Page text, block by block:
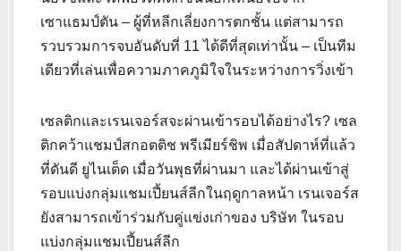
เซาแธมป์ตัน – ผู้ที่หลีกเลี่ยงการตกชั้น แต่สามารถ
รวบรวมการจบอันดับที่ 11 ได้ดีที่สุดเท่านั้น – เป็นทีม
เดียวที่เล่นเพื่อความภาคภูมิใจในระหว่างการวิ่งเข้า
เซลติกและเรนเจอร์สจะผ่านเข้ารอบได้อย่างไร? เซล
ติกคว้าแชมป์สกอตติช พรีเมียร์ชิพ เมื่อสัปดาห์ที่แล้ว
ที่ดันดี ยูไนเต็ด เมื่อวันพุธที่ผ่านมา และได้ผ่านเข้าสู่
รอบแบ่งกลุ่มแชมเปี้ยนส์ลีกในฤดูกาลหน้า เรนเจอร์ส
ยังสามารถเข้าร่วมกับคู่แข่งเก่าของ บริษัท ในรอบ
แบ่งกลุ่มแชมเปี้ยนส์ลีก